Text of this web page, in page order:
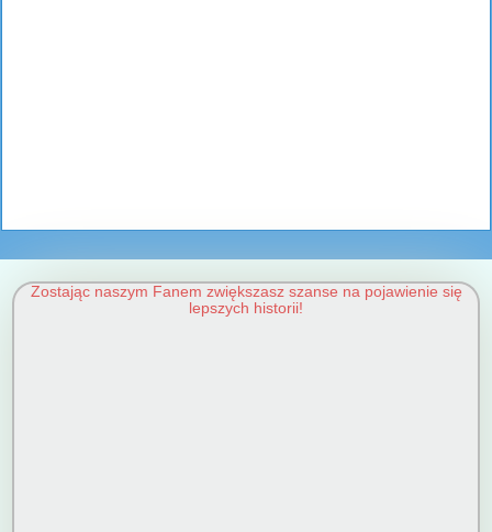
Zostając naszym Fanem zwiększasz szanse na pojawienie się
lepszych historii!